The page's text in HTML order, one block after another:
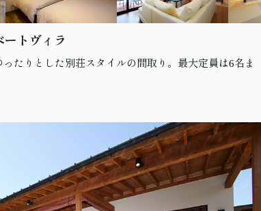
ートヴィラ
たりとした別荘スタイルの間取り。最大定員は6名ま